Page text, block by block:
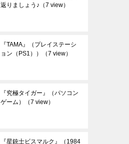
返りましょう♪ （7 view）
『TAMA』（プレイステーシ
ョン（PS1））
（7 view）
『究極タイガー』（パソコン
ゲーム）
（7 view）
『星銃士ビスマルク』（1984